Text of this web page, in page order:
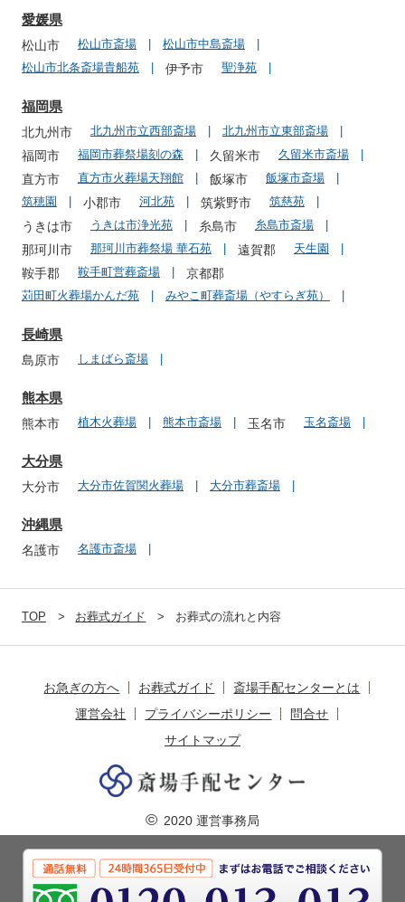
愛媛県
松山市 松山市斎場
松山市中島斎場
松山市北条斎場貴船苑
伊予市 聖浄苑
福岡県
北九州市 北九州市立西部斎場 北九州市立東部斎場
福岡市 福岡市葬祭場刻の森 久留米市 久留米市斎場
直方市 直方市火葬場天翔館 飯塚市
飯塚市斎場
筑穂園
小郡市 河北苑 筑紫野市 筑慈苑
うきは市 うきは市浄光苑 糸島市 糸島市斎場
那珂川市 那珂川市葬祭場 華石苑 遠賀郡 天生園
鞍手郡 鞍手町営葬斎場 京都郡
苅田町火葬場かんだ苑 みやこ町葬斎場（やすらぎ苑）
長崎県
島原市 しまばら斎場
熊本県
熊本市 植木火葬場 熊本市斎場 玉名市 玉名斎場
大分県
大分市 大分市佐賀関火葬場 大分市葬斎場
沖縄県
名護市 名護市斎場
TOP お葬式ガイド お葬式の流れと内容
お急ぎの方へ お葬式ガイド
斎場手配センターとは
運営会社
プライバシーポリシー
問合せ
サイトマップ
© 2020 運営事務局